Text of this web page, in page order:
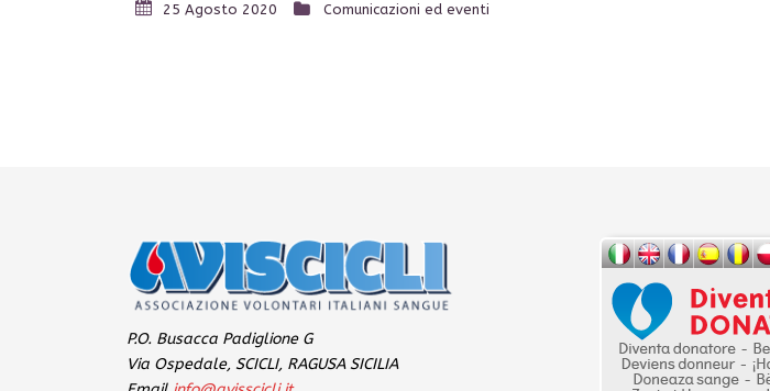
25 Agosto 2020 Comunicazioni ed eventi
P.O. Busacca Padiglione G
Via Ospedale, SCICLI, RAGUSA SICILIA